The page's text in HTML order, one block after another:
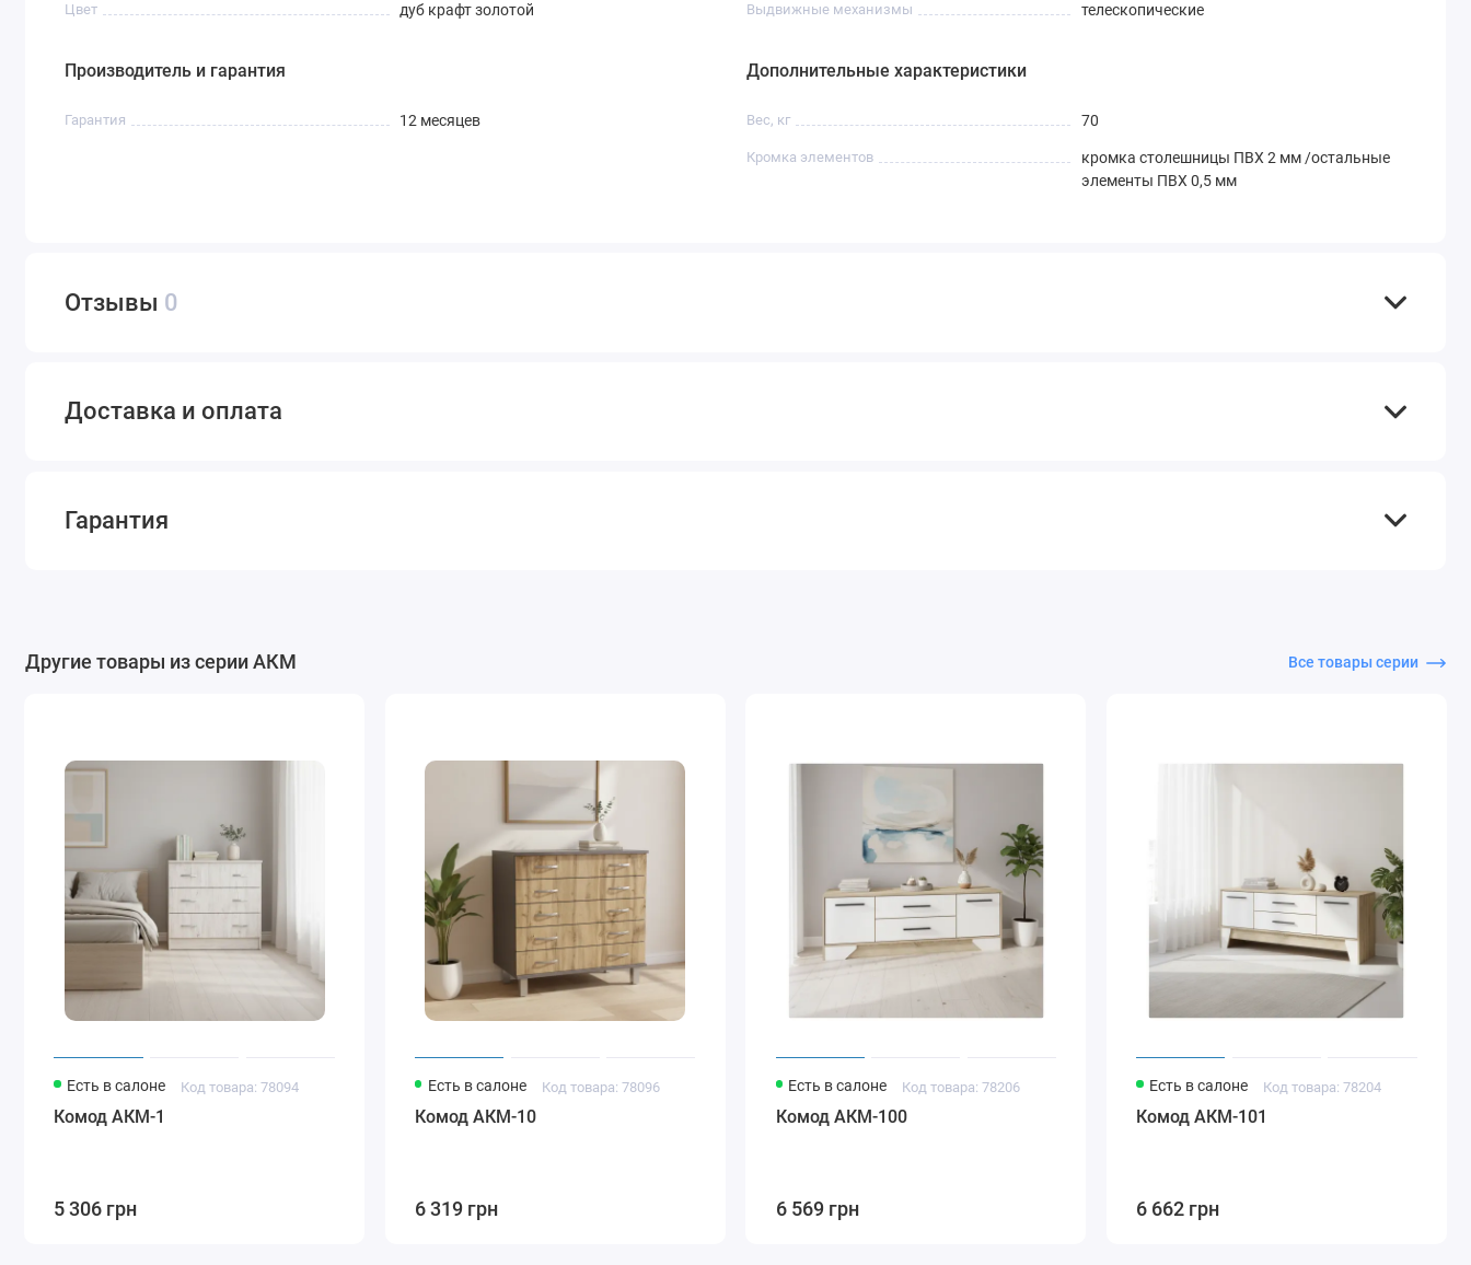
Цвет дуб крафт золотой Выдвижные механизмы телескопические
Производитель и гарантия
Гарантия 12 месяцев
Дополнительные характеристики
Вес, кг 70
Кромка элементов
кромка столешницы ПВХ 2 мм /остальные
элементы ПВХ 0,5 мм
Отзывы 0
Доставка и оплата
Гарантия
Другие товары из серии АКМ Все товары серии
Есть в салоне Код товара: 78094
Комод АКМ-1
5 306 грн
Есть в салоне Код товара: 78096
Комод АКМ-10
6 319 грн
Есть в салоне Код товара: 78206
Комод АКМ-100
6 569 грн
Есть в салоне Код товара: 78204
Комод АКМ-101
6 662 грн